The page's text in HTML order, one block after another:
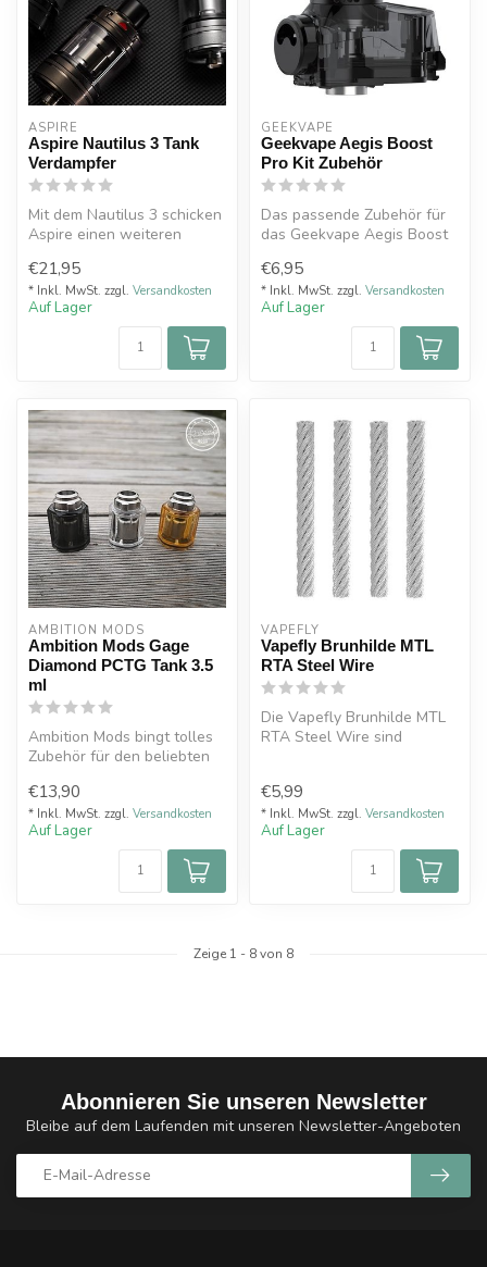
ASPIRE
Aspire Nautilus 3 Tank
Verdampfer
Mit dem Nautilus 3 schicken
Aspire einen weiteren
“Na...
€21,95
* Inkl. MwSt. zzgl. Versandkosten
Auf Lager
GEEKVAPE
Geekvape Aegis Boost
Pro Kit Zubehör
Das passende Zubehör für
das Geekvape Aegis Boost
€6,95
* Inkl. MwSt. zzgl. Versandkosten
Auf Lager
AMBITION MODS
Ambition Mods Gage
Diamond PCTG Tank 3.5
ml
Ambition Mods bingt tolles
Zubehör für den beliebten
Selbstwickeltankve...
€13,90
* Inkl. MwSt. zzgl. Versandkosten
Auf Lager
VAPEFLY
Vapefly Brunhilde MTL
RTA Steel Wire
Die Vapefly Brunhilde MTL
RTA Steel Wire sind
€5,99
* Inkl. MwSt. zzgl. Versandkosten
Auf Lager
Zeige 1 - 8von 8
Abonnieren Sie unseren Newsletter
Bleibe auf dem Laufenden mit unseren Newsletter-Angeboten